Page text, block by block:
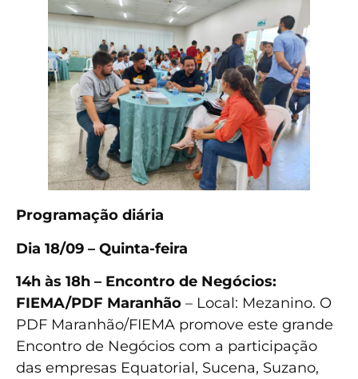
Programação diária
Dia 18/09 – Quinta-feira
14h às 18h – Encontro de Negócios:
FIEMA/PDF Maranhão – Local: Mezanino. O
PDF Maranhão/FIEMA promove este grande
Encontro de Negócios com a participação
das empresas Equatorial, Sucena, Suzano,